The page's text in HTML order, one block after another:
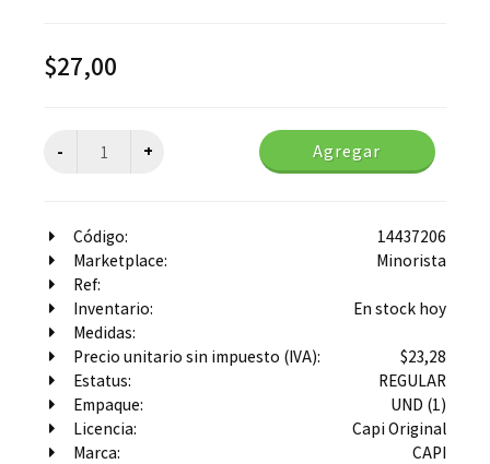
$27,00
Agregar
Código:
14437206
Marketplace:
Minorista
Ref:
Inventario:
En stock hoy
Medidas:
Precio unitario sin impuesto (IVA):
$23,28
Estatus:
REGULAR
Empaque:
UND (1)
Licencia:
Capi Original
Marca:
CAPI